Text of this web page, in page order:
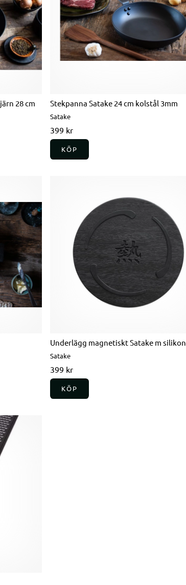
28 cm Stekpanna Satake 24 cm kolstål 3mm
Satake
399 kr
KÖP
Underlägg magnetiskt Satake m silikon
Satake
399 kr
KÖP